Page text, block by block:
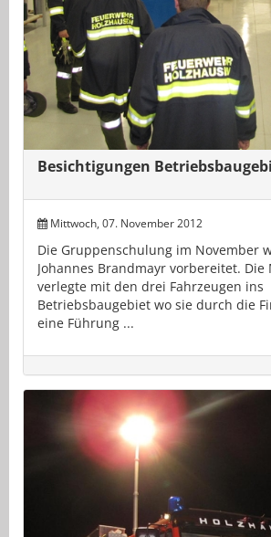
Besichtigungen
Mittwoch, 07. November 2012
Die Gruppenschulung im November
Johannes Brandmayr vorbereitet. Die
verlegte mit den drei Fahrzeugen ins
Betriebsbaugebiet wo sie durch die
eine Führung ...